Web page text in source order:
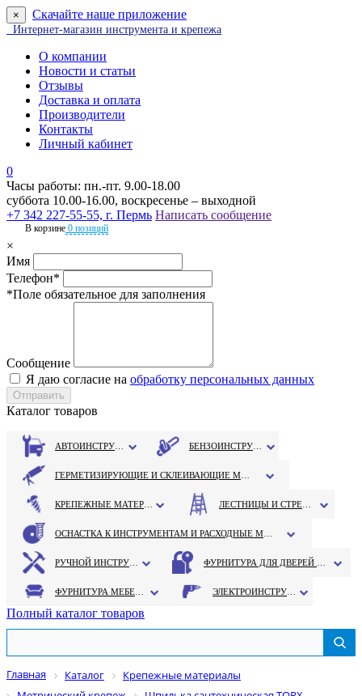
× Скачайте наше приложение
Интернет-магазин инструмента и крепежа
О компании
Новости и статьи
Отзывы
Доставка и оплата
Производители
Контакты
Личный кабинет
0
Часы работы: пн.-пт. 9.00-18.00
суббота 10.00-16.00, воскресенье – выходной
+7 342 227-55-55, г. Пермь Написать сообщение
В корзине 0 позиций
×
Имя
Телефон*
*Поле обязательное для заполнения
Сообщение
Я даю согласие на обработку персональных данных
Каталог товаров
Полный каталог товаров
Главная Каталог
Крепежные материалы